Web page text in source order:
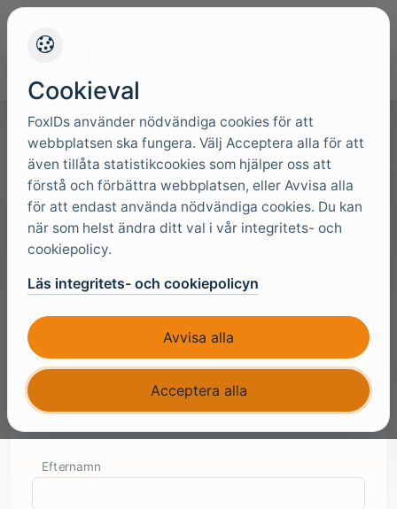
Begär kontakt med konsult
Berätta lite om ditt projekt. Vi bokar rätt specialister för
E-post
Efternamn
Cookieval
FoxIDs använder nödvändiga cookies för att
webbplatsen ska fungera. Välj Acceptera alla för att
även tillåta statistikcookies som hjälper oss att
förstå och förbättra webbplatsen, eller Avvisa alla
för att endast använda nödvändiga cookies. Du kan
när som helst ändra ditt val i vår integritets- och
cookiepolicy.
Läs integritets- och cookiepolicyn
Avvisa alla
Acceptera alla